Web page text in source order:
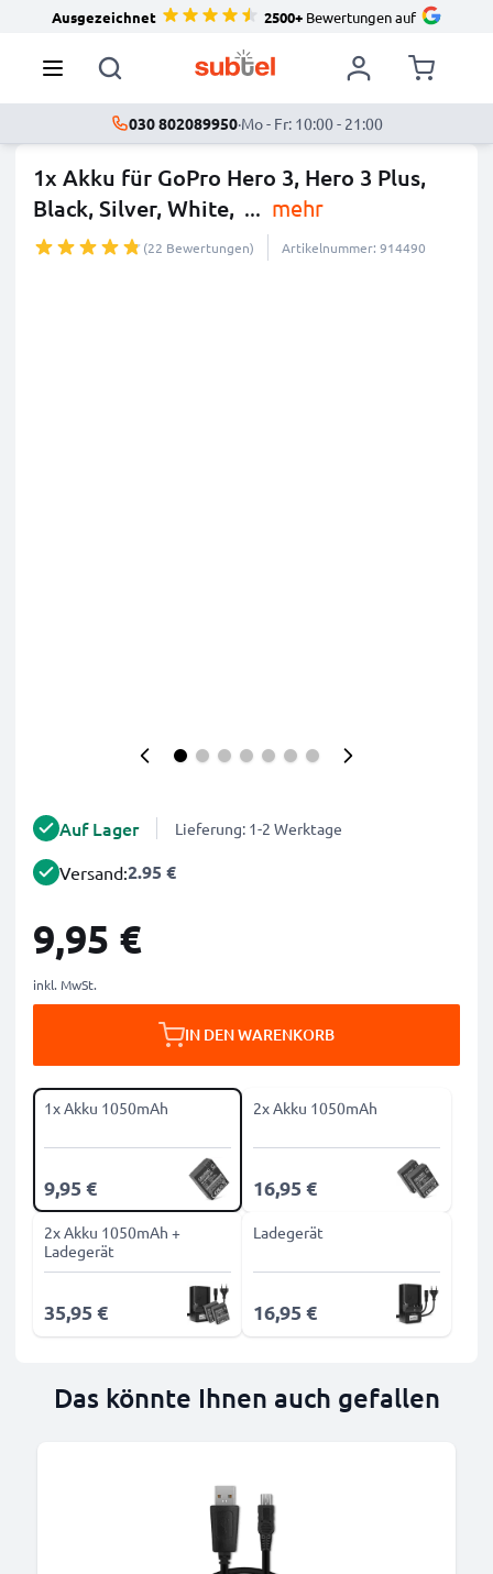
Ausgezeichnet 2500+Bewertungen auf
030 802089950·Mo - Fr: 10:00 - 21:00
1x Akku für GoPro Hero 3, Hero 3 Plus,
Black, Silver, White, ... mehr
(22 Bewertungen) Artikelnummer: 914490
Auf Lager Lieferung: 1-2 Werktage
Versand:2.95 €
9,95 €
inkl. MwSt.
IN DEN WARENKORB
1x Akku 1050mAh
9,95 €
2x Akku 1050mAh
16,95 €
2x Akku 1050mAh +
Ladegerät
35,95 €
Ladegerät
16,95 €
Das könnte Ihnen auch gefallen